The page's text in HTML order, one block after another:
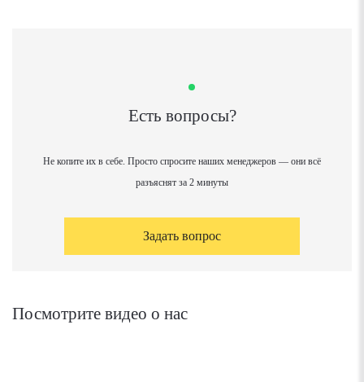
Есть вопросы?
Не копите их в себе. Просто спросите наших менеджеров — они всё
разъяснят за 2 минуты
Задать вопрос
Посмотрите видео о нас